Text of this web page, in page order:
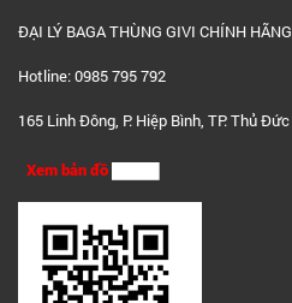
ĐẠI LÝ BAGA THÙNG GIVI CHÍNH HÃNG
Hotline: 0985 795 792
165 Linh Đông, P. Hiệp Bình, TP. Thủ Đức
Xem bản đồ